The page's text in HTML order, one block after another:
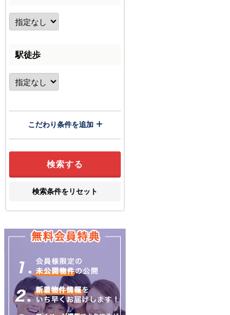
駅徒歩
こだわり条件を追加
検索条件をリセット